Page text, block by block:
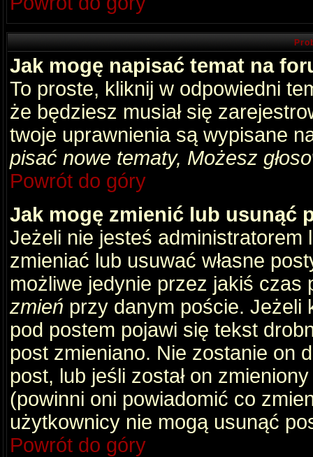
Jak mogę napisać temat na
To proste, kliknij w odpowiedni
że będziesz musiał się
twoje uprawnienia są wypisane
pisać nowe tematy, Możesz
Powrót do góry
Jak mogę zmienić lub usunąć
Jeżeli nie jesteś
zmieniać lub usuwać własne
możliwe jedynie przez jakiś
zmień przy danym poście. Jeżeli
pod postem pojawi się tekst
post zmieniano. Nie zostanie on
post, lub jeśli został on
(powinni oni powiadomić co
użytkownicy nie mogą usunąć
Powrót do góry